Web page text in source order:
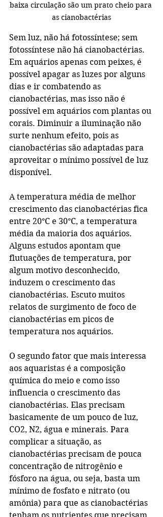
baixa circulação são um prato cheio para
as cianobactérias
Sem luz, não há fotossíntese; sem
fotossíntese não há cianobactérias.
Em aquários apenas com peixes, é
possível apagar as luzes por alguns
dias e ir combatendo as
cianobactérias, mas isso não é
possível em aquários com plantas ou
corais. Diminuir a iluminação não
surte nenhum efeito, pois as
cianobactérias são adaptadas para
aproveitar o mínimo possível de luz
disponível.
A temperatura média de melhor
crescimento das cianobactérias fica
entre 20°C e 30°C, a temperatura
média da maioria dos aquários.
Alguns estudos apontam que
flutuações de temperatura, por
algum motivo desconhecido,
induzem o crescimento das
cianobactérias. Escuto muitos
relatos de surgimento de foco de
cianobactérias em picos de
temperatura nos aquários.
O segundo fator que mais interessa
aos aquaristas é a composição
química do meio e como isso
influencia o crescimento das
cianobactérias. Elas precisam
basicamente de um pouco de luz,
CO2, N2, água e minerais. Para
complicar a situação, as
cianobactérias precisam de pouca
concentração de nitrogênio e
fósforo na água, ou seja, basta um
mínimo de fosfato e nitrato (ou
amônia) para que as cianobactérias